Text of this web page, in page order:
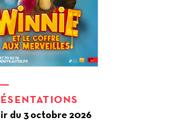
du 3 octobre 2026